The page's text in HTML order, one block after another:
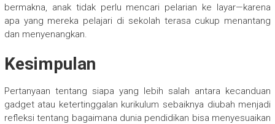
bermakna, anak tidak perlu mencari pelarian ke layar—karena
apa yang mereka pelajari di sekolah terasa cukup menantang
dan menyenangkan.
Kesimpulan
Pertanyaan tentang siapa yang lebih salah antara kecanduan
gadget atau ketertinggalan kurikulum sebaiknya diubah menjadi
refleksi tentang bagaimana dunia pendidikan bisa menyesuaikan